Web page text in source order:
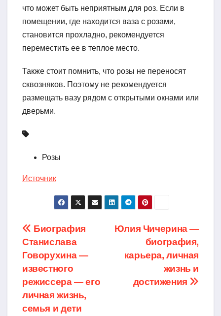
что может быть неприятным для роз. Если в
помещении, где находится ваза с розами,
становится прохладно, рекомендуется
переместить ее в теплое место.
Также стоит помнить, что розы не переносят
сквозняков. Поэтому не рекомендуется
размещать вазу рядом с открытыми окнами или
дверьми.
Розы
Источник
Навигация
по
записям
Юлия Чичерина —
биография,
карьера, личная
жизнь и
достижения
Биография
Станислава
Говорухина —
известного
режиссера — его
личная жизнь,
семья и дети